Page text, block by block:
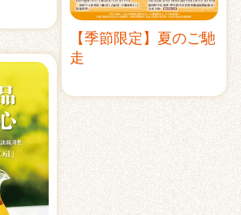
【季節限定】夏のご馳
走